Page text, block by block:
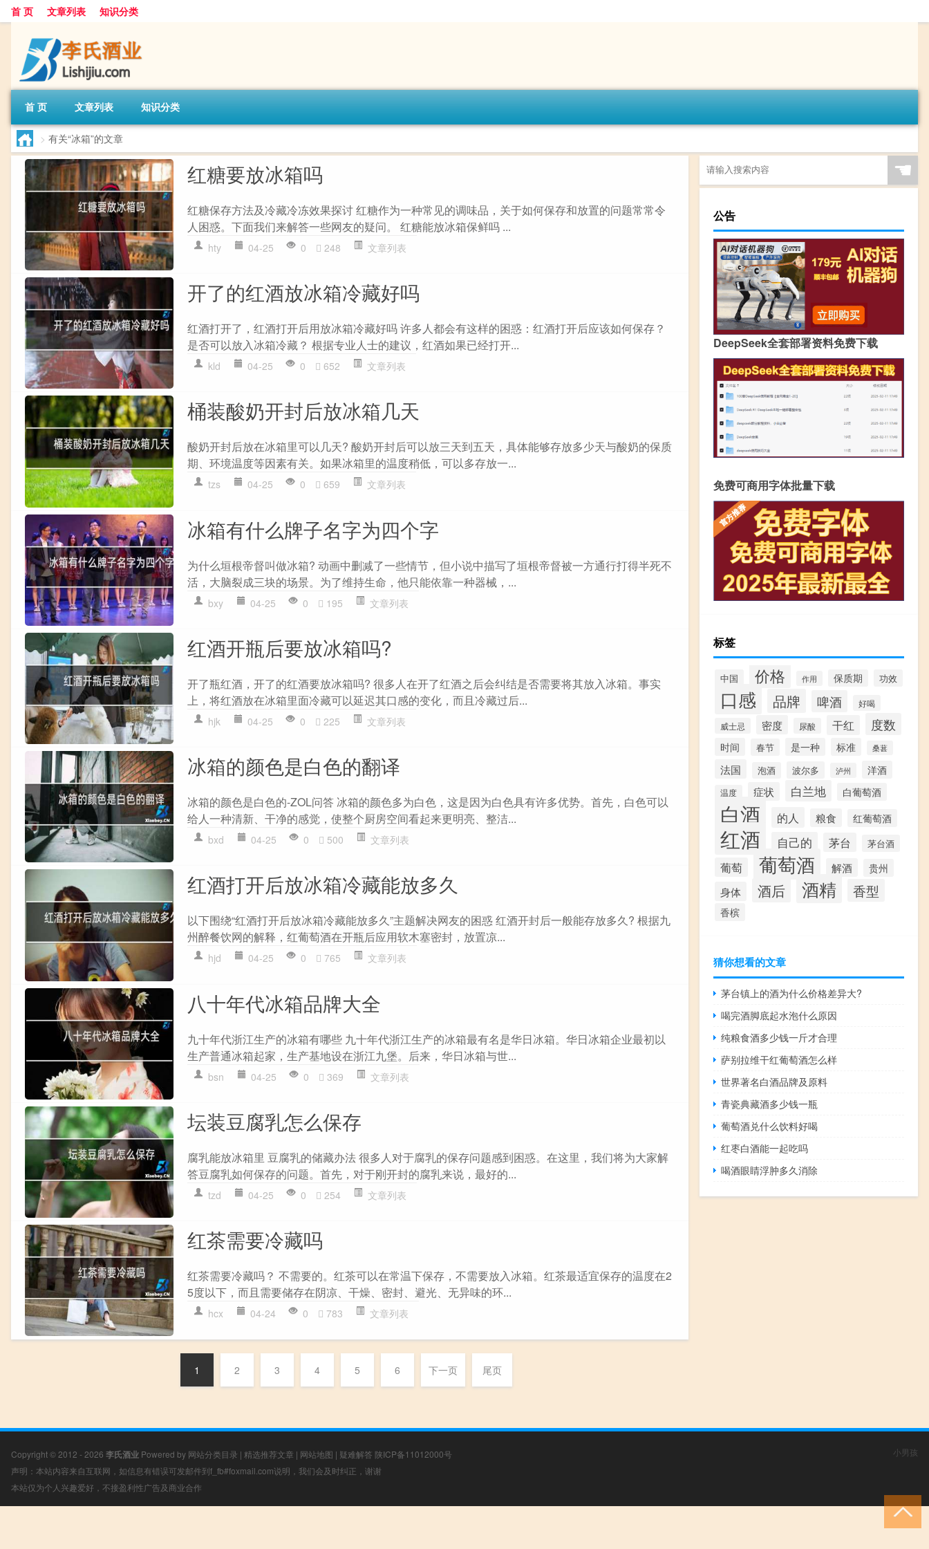
首 页 文章列表 知识分类
首 页 文章列表 知识分类
> 有关“冰箱”的文章
红糖要放冰箱吗
红糖保存方法及冷藏冷冻效果探讨 红糖作为一种常见的调味品，关于如何保存和放置的问题常常令
人困惑。下面我们来解答一些网友的疑问。 红糖能放冰箱保鲜吗 ...
hty 04-25 0 248 文章列表
开了的红酒放冰箱冷藏好吗
红酒打开了，红酒打开后用放冰箱冷藏好吗 许多人都会有这样的困惑：红酒打开后应该如何保存？
是否可以放入冰箱冷藏？ 根据专业人士的建议，红酒如果已经打开...
kld 04-25 0 652 文章列表
桶装酸奶开封后放冰箱几天
酸奶开封后放在冰箱里可以几天? 酸奶开封后可以放三天到五天，具体能够存放多少天与酸奶的保质
期、环境温度等因素有关。如果冰箱里的温度稍低，可以多存放一...
tzs 04-25 0 659 文章列表
冰箱有什么牌子名字为四个字
为什么垣根帝督叫做冰箱? 动画中删减了一些情节，但小说中描写了垣根帝督被一方通行打得半死不
活，大脑裂成三块的场景。为了维持生命，他只能依靠一种器械，...
bxy 04-25 0 195 文章列表
红酒开瓶后要放冰箱吗?
开了瓶红酒，开了的红酒要放冰箱吗? 很多人在开了红酒之后会纠结是否需要将其放入冰箱。事实
上，将红酒放在冰箱里面冷藏可以延迟其口感的变化，而且冷藏过后...
hjk 04-25 0 225 文章列表
冰箱的颜色是白色的翻译
冰箱的颜色是白色的-ZOL问答 冰箱的颜色多为白色，这是因为白色具有许多优势。首先，白色可以
给人一种清新、干净的感觉，使整个厨房空间看起来更明亮、整洁...
bxd 04-25 0 500 文章列表
红酒打开后放冰箱冷藏能放多久
以下围绕“红酒打开后放冰箱冷藏能放多久”主题解决网友的困惑 红酒开封后一般能存放多久? 根据九
州醉餐饮网的解释，红葡萄酒在开瓶后应用软木塞密封，放置凉...
hjd 04-25 0 765 文章列表
八十年代冰箱品牌大全
九十年代浙江生产的冰箱有哪些 九十年代浙江生产的冰箱最有名是华日冰箱。华日冰箱企业最初以
生产普通冰箱起家，生产基地设在浙江九堡。后来，华日冰箱与世...
bsn 04-25 0 369 文章列表
坛装豆腐乳怎么保存
腐乳能放冰箱里 豆腐乳的储藏办法 很多人对于腐乳的保存问题感到困惑。在这里，我们将为大家解
答豆腐乳如何保存的问题。首先，对于刚开封的腐乳来说，最好的...
tzd 04-25 0 254 文章列表
红茶需要冷藏吗
红茶需要冷藏吗？ 不需要的。红茶可以在常温下保存，不需要放入冰箱。红茶最适宜保存的温度在2
5度以下，而且需要储存在阴凉、干燥、密封、避光、无异味的环...
hcx 04-24 0 783 文章列表
1 2 3 4 5 6 下一页 尾页
☚
公告
DeepSeek全套部署资料免费下载
免费可商用字体批量下载
标签
中国 价格 作用 保质期 功效
口感 品牌 啤酒
好喝
威士忌
密度 尿酸 干红 度数
时间 春节 是一种 标准 桑葚
法国 泡酒 波尔多 泸州 洋酒
温度 症状 白兰地 白葡萄酒
白酒 的人 粮食 红葡萄酒
红酒 自己的 茅台 茅台酒
葡萄 葡萄酒 解酒 贵州
身体 酒后 酒精 香型
香槟
猜你想看的文章
茅台镇上的酒为什么价格差异大?
喝完酒脚底起水泡什么原因
纯粮食酒多少钱一斤才合理
萨别拉维干红葡萄酒怎么样
世界著名白酒品牌及原料
青瓷典藏酒多少钱一瓶
葡萄酒兑什么饮料好喝
红枣白酒能一起吃吗
喝酒眼睛浮肿多久消除
Copyright © 2012 - 2026 李氏酒业 Powered by 网站分类目录 | 精选推荐文章 | 网站地图 | 疑难解答 陕ICP备11012000号
声明：本站内容来自互联网，如信息有错误可发邮件到f_fb#foxmail.com说明，我们会及时纠正，谢谢
本站仅为个人兴趣爱好，不接盈利性广告及商业合作
小男孩